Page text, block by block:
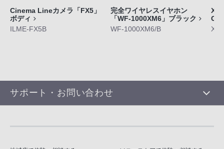
Cinema Lineカメラ「FX5」
ボディ
ILME-FX5B
完全ワイヤレスイヤホン
「WF-1000XM6」ブラック
WF-1000XM6/B
サポート・お問い合わせ